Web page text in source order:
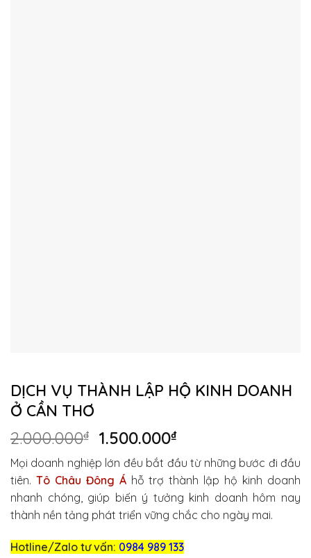
DỊCH VỤ THÀNH LẬP HỘ KINH DOANH
Ở CẦN THƠ
2.000.000₫
Giá
gốc
là:
2.000.000₫.
1.500.000₫Giá
hiện
tại
là:
1.500.000₫.
Mọi doanh nghiệp lớn đều bắt đầu từ những bước đi đầu
tiên. Tô Châu Đông Áhỗ trợ thành lập hộ kinh doanh
nhanh chóng, giúp biến ý tưởng kinh doanh hôm nay
thành nền tảng phát triển vững chắc cho ngày mai.
Hotline/Zalo tư vấn: 0984 989 133